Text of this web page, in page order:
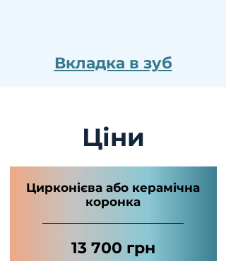
Вкладка в зуб
Ціни
Цирконієва або керамічна
коронка
13 700 грн